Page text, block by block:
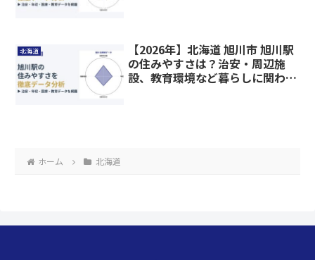
北海道
【2026年】北海道 旭川市 旭川駅
の住みやすさは？治安・周辺施
設、教育環境など暮らしに関わる
ホーム 北海道